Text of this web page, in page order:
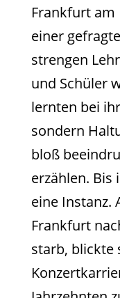
Frankfurt am
einer
strengen
und Schüler
lernten bei
sondern
bloß
erzählen. Bis
eine Instanz.
Frankfurt
starb, blickte